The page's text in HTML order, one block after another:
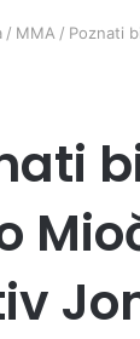
/ MMA / Poznati